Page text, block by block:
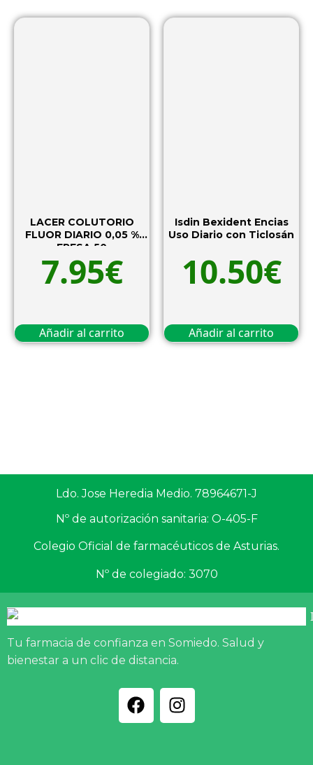
LACER COLUTORIO
FLUOR DIARIO 0,05 %
FRESA 50
7.95€
Añadir al carrito
Isdin Bexident Encias
Uso Diario con Ticlosán
10.50€
Añadir al carrito
Ldo. Jose Heredia Medio. 78964671-J
Nº de autorización sanitaria: O-405-F
Colegio Oficial de farmacéuticos de Asturias.
Nº de colegiado: 3070
Tu farmacia de confianza en Somiedo. Salud y
bienestar a un clic de distancia.